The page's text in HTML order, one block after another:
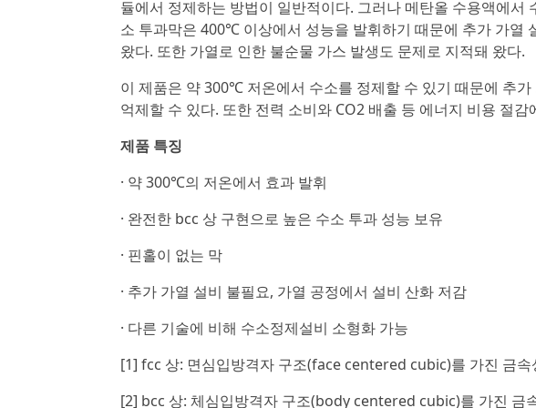
듈에서 정제하는 방법이 일반적이다. 그러나 메탄올 수용액에
소 투과막은 400℃ 이상에서 성능을 발휘하기 때문에 추가 가열
왔다. 또한 가열로 인한 불순물 가스 발생도 문제로 지적돼 왔다.
이 제품은 약 300℃ 저온에서 수소를 정제할 수 있기 때문에 추
억제할 수 있다. 또한 전력 소비와 CO2 배출 등 에너지 비용 절
제품 특징
· 약 300℃의 저온에서 효과 발휘
· 완전한 bcc 상 구현으로 높은 수소 투과 성능 보유
· 핀홀이 없는 막
· 추가 가열 설비 불필요, 가열 공정에서 설비 산화 저감
· 다른 기술에 비해 수소정제설비 소형화 가능
[1] fcc 상: 면심입방격자 구조(face centered cubic)를 가진 금속
[2] bcc 상: 체심입방격자 구조(body centered cubic)를 가진 금